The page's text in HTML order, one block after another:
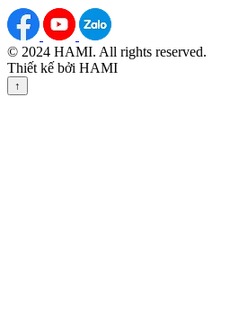
© 2024 HAMI. All rights reserved.
Thiết kế bởi HAMI
↑